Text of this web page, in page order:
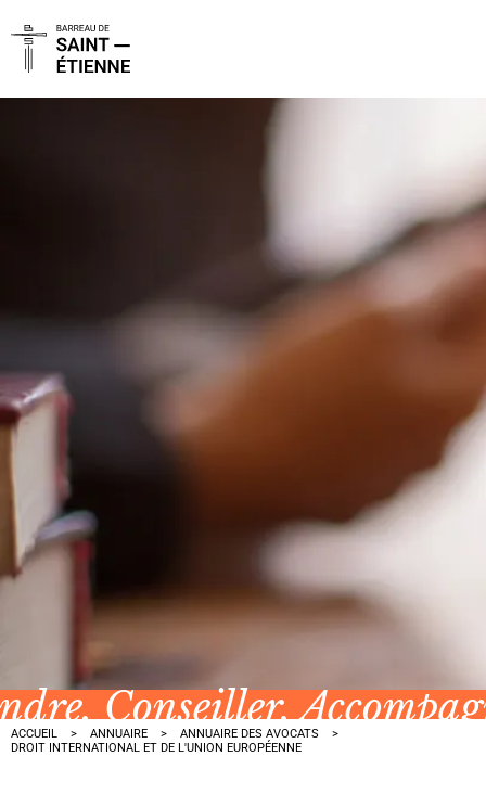
Conseiller,
ACCUEIL ANNUAIRE
ANNUAIRE DES AVOCATS
DROIT INTERNATIONAL ET DE L'UNION EUROPÉENNE